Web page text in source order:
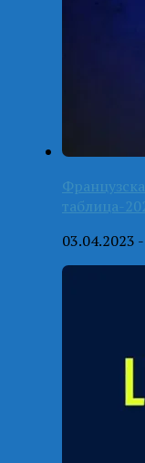
таблица-
03.04.2023